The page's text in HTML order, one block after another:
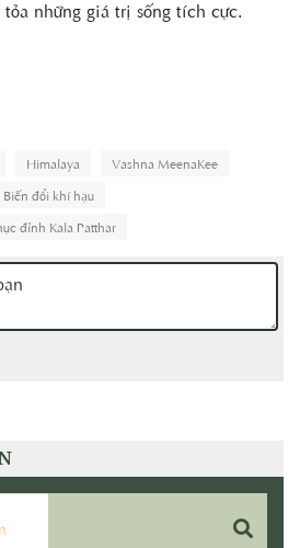
những giá trị sống tích cực.
Himalaya
Vashna MeenaKee
Biến đổi khí hậu
đỉnh Kala Patthar